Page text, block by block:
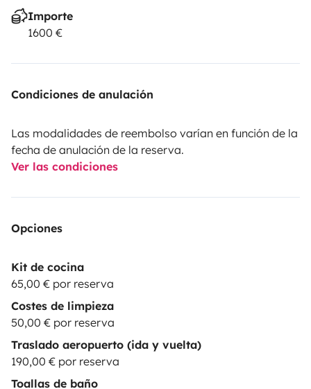
Importe
1600 €
Condiciones de anulación
Las modalidades de reembolso varían en función de la
fecha de anulación de la reserva.
Ver las condiciones
Opciones
Kit de cocina
65,00 € por reserva
Costes de limpieza
50,00 € por reserva
Traslado aeropuerto (ida y vuelta)
190,00 € por reserva
Toallas de baño